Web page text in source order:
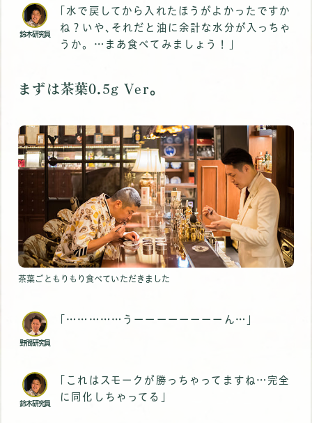
鈴木研究員
｢水で戻してから入れたほうがよかったですか
ね？いや､それだと油に余計な水分が入っちゃ
うか。…まあ食べてみましょう！｣
まずは茶葉0.5g Ver｡
茶葉ごともりもり食べていただきました
野間研究員
｢……………うーーーーーーーーん…｣
鈴木研究員
｢これはスモークが勝っちゃってますね…完全
に同化しちゃってる｣